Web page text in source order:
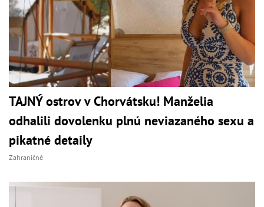
TAJNÝ ostrov v Chorvátsku! Manželia
odhalili dovolenku plnú neviazaného sexu a
pikatné detaily
Zahraničné